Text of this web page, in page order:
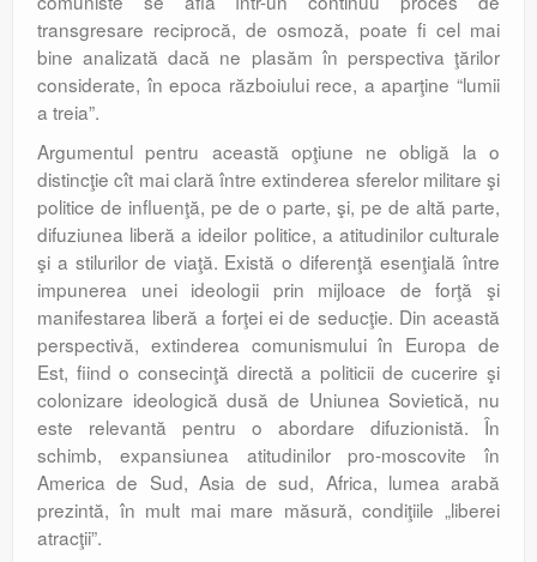
transgresare reciprocă, de osmoză, poate fi cel mai
bine analizată dacă ne plasăm în perspectiva ţărilor
considerate, în epoca războiului rece, a aparţine “lumii
a treia”.
Argumentul pentru această opţiune ne obligă la o
distincţie cît mai clară între extinderea sferelor militare şi
politice de influenţă, pe de o parte, şi, pe de altă parte,
difuziunea liberă a ideilor politice, a atitudinilor culturale
şi a stilurilor de viaţă. Există o diferenţă esenţială între
impunerea unei ideologii prin mijloace de forţă şi
manifestarea liberă a forţei ei de seducţie. Din această
perspectivă, extinderea comunismului în Europa de
Est, fiind o consecinţă directă a politicii de cucerire şi
colonizare ideologică dusă de Uniunea Sovietică, nu
este relevantă pentru o abordare difuzionistă. În
schimb, expansiunea atitudinilor pro-moscovite în
America de Sud, Asia de sud, Africa, lumea arabă
prezintă, în mult mai mare măsură, condiţiile „liberei
atracţii”.